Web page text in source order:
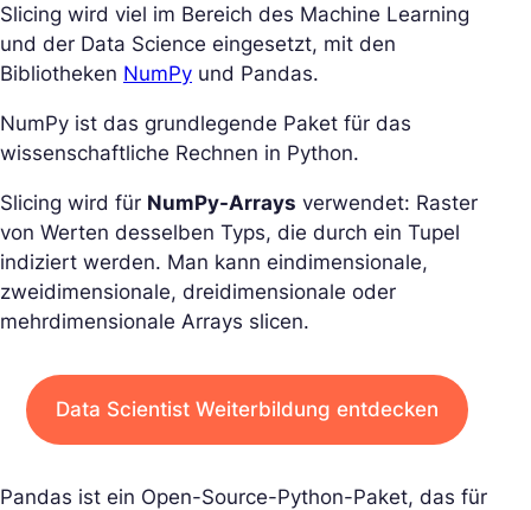
Slicing wird viel im Bereich des Machine Learning
und der Data Science eingesetzt, mit den
Bibliotheken NumPy und Pandas.
NumPy ist das grundlegende Paket für das
wissenschaftliche Rechnen in Python.
Slicing wird für NumPy-Arrays verwendet: Raster
von Werten desselben Typs, die durch ein Tupel
indiziert werden. Man kann eindimensionale,
zweidimensionale, dreidimensionale oder
mehrdimensionale Arrays slicen.
Data Scientist Weiterbildung entdecken
Pandas ist ein Open-Source-Python-Paket, das für